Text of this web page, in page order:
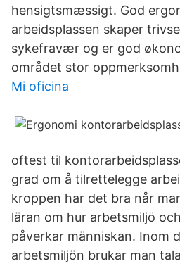
hensigtsmæssigt. God
arbeidsplassen skaper
sykefravær og er god
området stor
Mi oficina
oftest til
grad om å tilrettelegge
kroppen har det bra når
läran om hur arbetsmiljö
påverkar människan. Inom
arbetsmiljön brukar man